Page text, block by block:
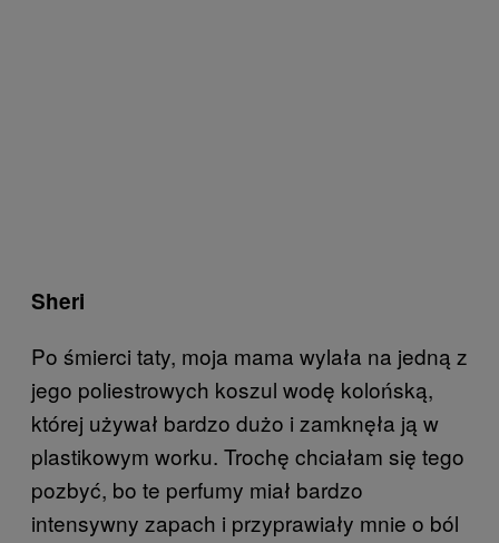
Sheri
Po śmierci taty, moja mama wylała na jedną z
jego poliestrowych koszul wodę kolońską,
której używał bardzo dużo i zamknęła ją w
plastikowym worku. Trochę chciałam się tego
pozbyć, bo te perfumy miał bardzo
intensywny zapach i przyprawiały mnie o ból